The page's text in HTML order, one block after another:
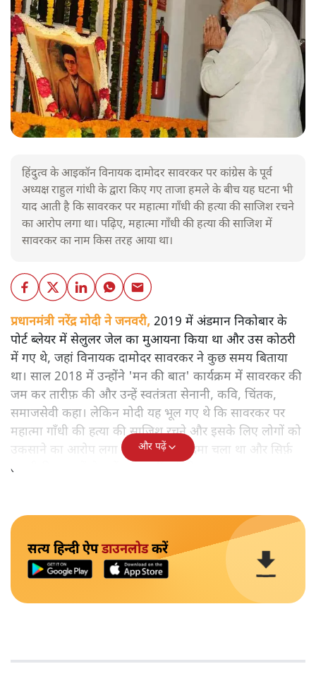
हिंदुत्व के आइकॉन विनायक दामोदर सावरकर पर कांग्रेस के पूर्व
अध्यक्ष राहुल गांधी के द्वारा किए गए ताजा हमले के बीच यह घटना भी
याद आती है कि सावरकर पर महात्मा गाँधी की हत्या की साजिश रचने
का आरोप लगा था। पढ़िए, महात्मा गाँधी की हत्या की साजिश में
सावरकर का नाम किस तरह आया था।
प्रधानमंत्री नरेंद्र मोदी ने जनवरी, 2019 में अंडमान निकोबार के
पोर्ट ब्लेयर में सेलुलर जेल का मुआयना किया था और उस कोठरी
में गए थे, जहां विनायक दामोदर सावरकर ने कुछ समय बिताया
था। साल 2018 में उन्होंने 'मन की बात' कार्यक्रम में सावरकर की
जम कर तारीफ़ की और उन्हें स्वतंत्रता सेनानी, कवि, चिंतक,
समाजसेवी कहा। लेकिन मोदी यह भूल गए थे कि सावरकर पर
महात्मा गाँधी की हत्या की साजिश रचने और इसके लिए लोगों को
उकसाने का आरोप लगा था, उन पर मुक़दमा चला था और सिर्फ़
तकनीकी कारणों से उन्हें सज़ा नहीं हुई थी।
और पढ़ें
सत्य हिन्दी ऐपडाउनलोडकरें